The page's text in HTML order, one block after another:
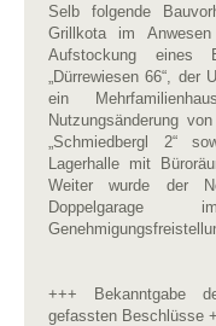
Selb folgende
Grillkota im
Aufstockung eines
„Dürrewiesen 66“,
ein
Nutzungsänderung
„Schmiedbergl 2“
Lagerhalle mit
Weiter wurde der
+++ Bekanntgabe
gefassten Beschlüsse